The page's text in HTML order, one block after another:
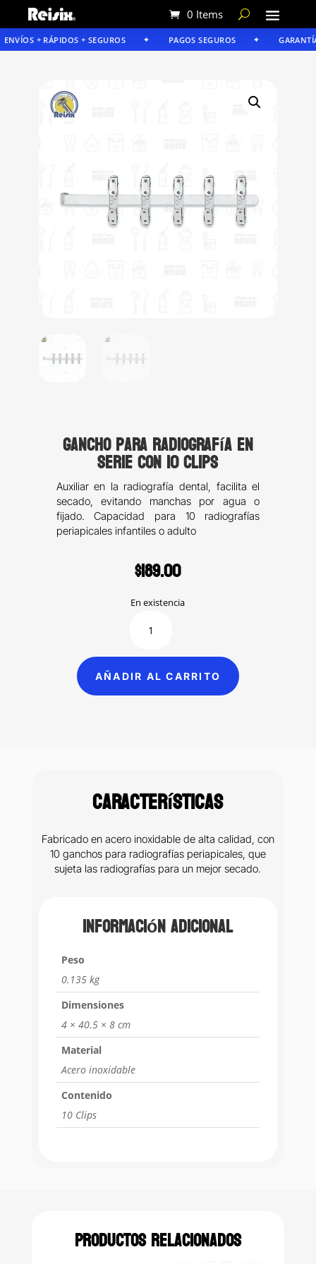
0 Items
+ RÁPIDOS + SEGUROS PAGOS SEGUROS GARANTÍA
Gancho para Radiografía en
serie con 10 clips
Auxiliar en la radiografía dental, facilita el
secado, evitando manchas por agua o
fijado. Capacidad para 10 radiografías
periapicales infantiles o adulto
$189.00
En existencia
para
serie
con
AÑADIR AL CARRITO
Características
Fabricado en acero inoxidable de alta calidad, con
10 ganchos para radiografías periapicales, que
sujeta las radiografías para un mejor secado.
Información adicional
Peso
0.135 kg
Dimensiones
4 × 40.5 × 8 cm
Material
Acero inoxidable
Contenido
10 Clips
Productos relacionados